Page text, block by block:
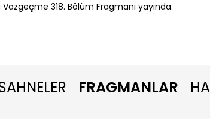
318. Bölüm Fragmanı yayında.
FRAGMANLAR